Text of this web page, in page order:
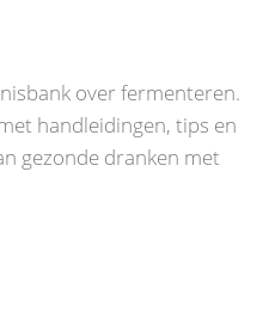
over fermenteren.
handleidingen, tips en
gezonde dranken met